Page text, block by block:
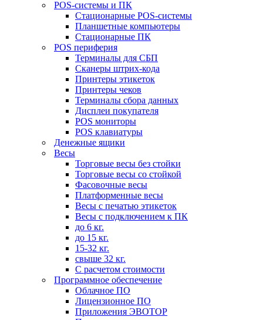
POS-системы и ПК
Стационарные POS-системы
Планшетные компьютеры
Стационарные ПК
POS периферия
Терминалы для СБП
Сканеры штрих-кода
Принтеры этикеток
Принтеры чеков
Терминалы сбора данных
Дисплеи покупателя
POS мониторы
POS клавиатуры
Денежные ящики
Весы
Торговые весы без стойки
Торговые весы со стойкой
Фасовочные весы
Платформенные весы
Весы с печатью этикеток
Весы с подключением к ПК
до 6 кг.
до 15 кг.
15-32 кг.
свыше 32 кг.
С расчетом стоимости
Программное обеспечение
Облачное ПО
Лицензионное ПО
Приложения ЭВОТОР